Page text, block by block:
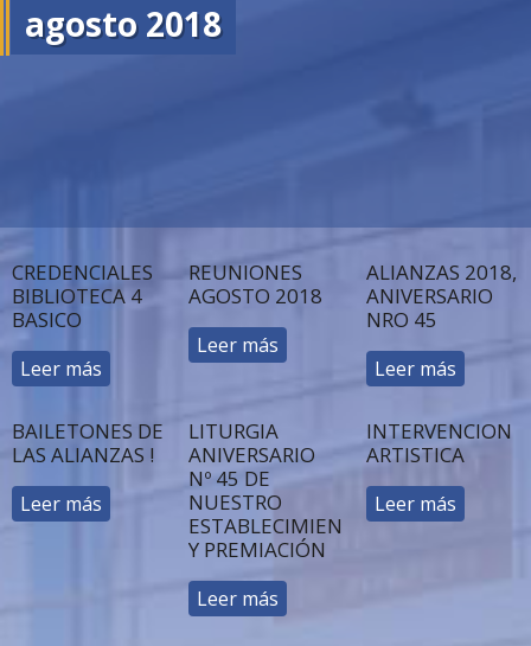
agosto 2018
CREDENCIALES
BIBLIOTECA 4
BASICO
Leer más
REUNIONES
AGOSTO 2018
Leer más
ALIANZAS 2018,
ANIVERSARIO
NRO 45
Leer más
BAILETONES DE
LAS ALIANZAS !
Leer más
LITURGIA
ANIVERSARIO
Nº 45 DE
NUESTRO
ESTABLECIMIENTO
Y PREMIACIÓN
Leer más
INTERVENCION
ARTISTICA
Leer más